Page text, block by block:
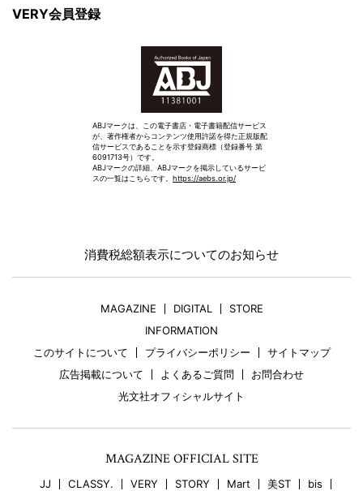
VERY会員登録
ABJマークは、この電子書店・電子書籍配信サービス
が、著作権者からコンテンツ使用許諾を得た正規版配
信サービスであることを示す登録商標（登録番号 第
6091713号）です。
ABJマークの詳細、ABJマークを掲示しているサービ
スの一覧はこちらです。 https://aebs.or.jp/
消費税総額表示についてのお知らせ
MAGAZINE DIGITAL
STORE
INFORMATION
このサイトについて
プライバシーポリシー
サイトマップ
広告掲載について
よくあるご質問
お問合わせ
光文社オフィシャルサイト
MAGAZINE OFFICIAL SITE
JJ CLASSY. VERY STORY Mart 美ST bis